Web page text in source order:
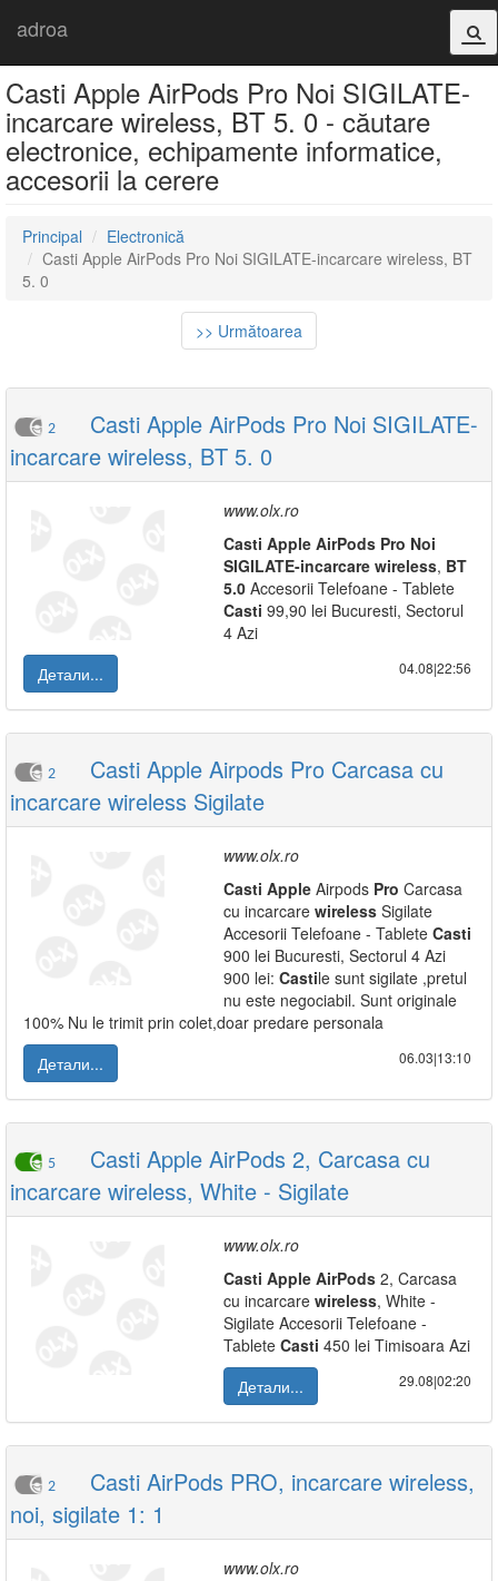
adroa
Casti Apple AirPods Pro Noi SIGILATE-
incarcare wireless, BT 5. 0 - căutare
electronice, echipamente informatice,
accesorii la cerere
Principal
Electronică
Casti Apple AirPods Pro Noi SIGILATE-incarcare wireless, BT
5. 0
>> Următoarea
2
Casti Apple AirPods Pro Noi SIGILATE-
incarcare wireless, BT 5. 0
www.olx.ro
Casti Apple AirPods Pro Noi
SIGILATE-incarcare wireless, BT
5.0 Accesorii Telefoane - Tablete
Casti 99,90 lei Bucuresti, Sectorul
4 Azi
Детали...
04.08|22:56
2
Casti Apple Airpods Pro Carcasa cu
incarcare wireless Sigilate
www.olx.ro
Casti Apple Airpods Pro Carcasa
cu incarcare wireless Sigilate
Accesorii Telefoane - Tablete Casti
900 lei Bucuresti, Sectorul 4 Azi
900 lei: Castile sunt sigilate ,pretul
nu este negociabil. Sunt originale
100% Nu le trimit prin colet,doar predare personala
Детали...
06.03|13:10
5
Casti Apple AirPods 2, Carcasa cu
incarcare wireless, White - Sigilate
www.olx.ro
Casti Apple AirPods 2, Carcasa
cu incarcare wireless, White -
Sigilate Accesorii Telefoane -
Tablete Casti 450 lei Timisoara Azi
Детали...
29.08|02:20
2
Casti AirPods PRO, incarcare wireless,
noi, sigilate 1: 1
www.olx.ro